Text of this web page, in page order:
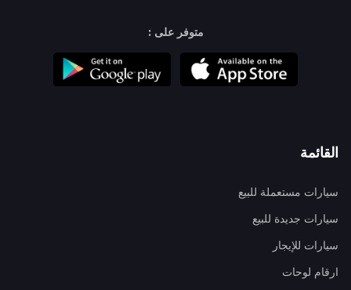
متوفر على :
القائمة
سيارات مستعملة للبيع
سيارات جديدة للبيع
سيارات للإيجار
ارقام لوحات